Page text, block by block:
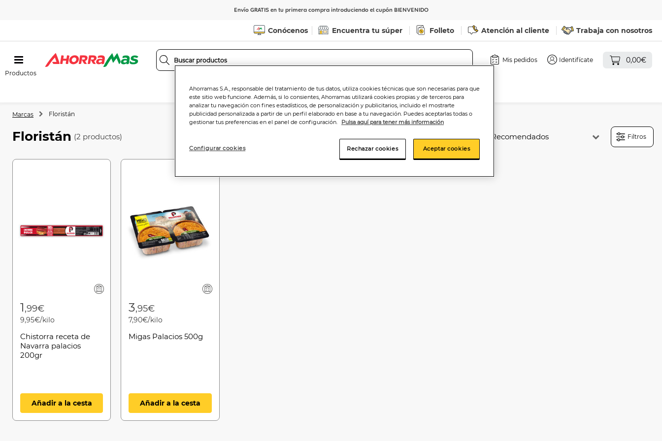
Envío GRATIS en tu primera compra introduciendo el cupón BIENVENIDO
Conócenos Encuentra tu súper Folleto Atención al cliente Trabaja con nosotros
Productos
Mis pedidos Identifícate 0,00€
Indicar CP Ver horarios de entrega
Marcas Floristán
Floristán (2 productos) Ordenar: Filtros
1,99€
9,95€/kilo
Chistorra receta de
Navarra palacios
200gr
Añadir a la cesta
3,95€
7,90€/kilo
Migas Palacios 500g
Añadir a la cesta
Ahorramas S.A., responsable del tratamiento de tus datos, utiliza cookies técnicas que son necesarias para que
este sitio web funcione. Además, si lo consientes, Ahorramas utilizará cookies propias y de terceros para
analizar tu navegación con fines estadísticos, de personalización y publicitarios, incluido el mostrarte
publicidad personalizada a partir de un perfil elaborado en base a tu navegación. Puedes aceptarlas todas o
gestionar tus preferencias en el panel de configuración.
Pulsa aquí para tener más información
Configurar cookies Rechazar cookies Aceptar cookies